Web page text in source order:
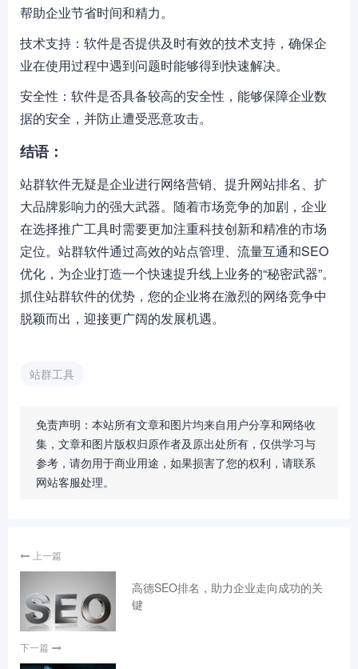
帮助企业节省时间和精力。
技术支持：软件是否提供及时有效的技术支持，确保企
业在使用过程中遇到问题时能够得到快速解决。
安全性：软件是否具备较高的安全性，能够保障企业数
据的安全，并防止遭受恶意攻击。
结语：
站群软件无疑是企业进行网络营销、提升网站排名、扩
大品牌影响力的强大武器。随着市场竞争的加剧，企业
在选择推广工具时需要更加注重科技创新和精准的市场
定位。站群软件通过高效的站点管理、流量互通和SEO
优化，为企业打造一个快速提升线上业务的“秘密武器”。
抓住站群软件的优势，您的企业将在激烈的网络竞争中
脱颖而出，迎接更广阔的发展机遇。
站群工具
免责声明：本站所有文章和图片均来自用户分享和网络收
集，文章和图片版权归原作者及原出处所有，仅供学习与
参考，请勿用于商业用途，如果损害了您的权利，请联系
网站客服处理。
上一篇
高德SEO排名，助力企业走向成功的关
键
下一篇